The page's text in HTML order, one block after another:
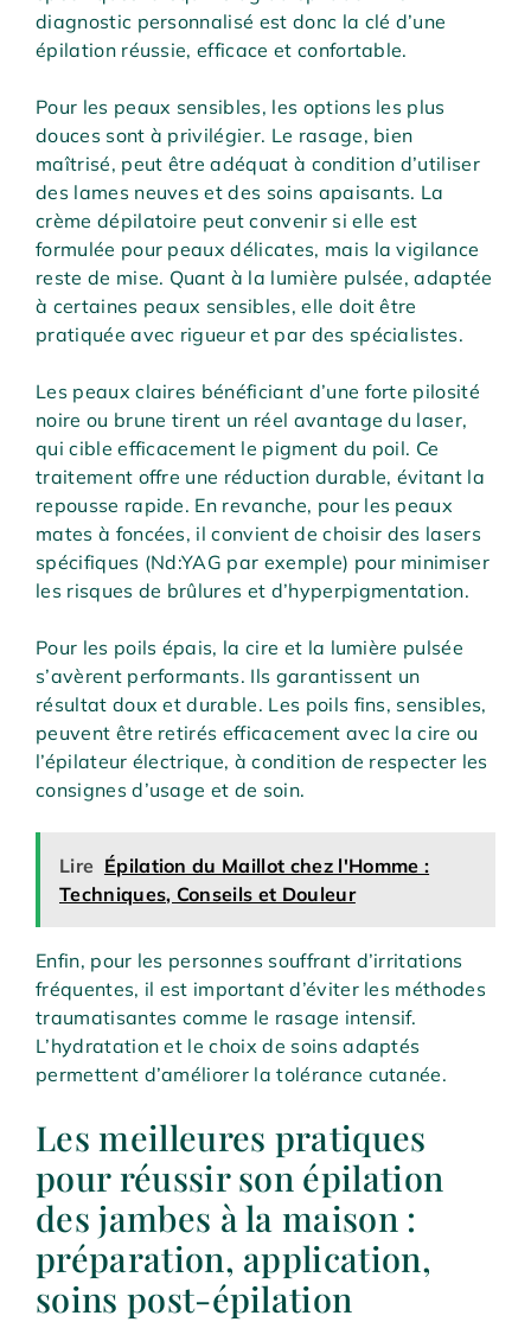
diagnostic personnalisé est donc la clé d’une
épilation réussie, efficace et confortable.
Pour les peaux sensibles, les options les plus
douces sont à privilégier. Le rasage, bien
maîtrisé, peut être adéquat à condition d’utiliser
des lames neuves et des soins apaisants. La
crème dépilatoire peut convenir si elle est
formulée pour peaux délicates, mais la vigilance
reste de mise. Quant à la lumière pulsée, adaptée
à certaines peaux sensibles, elle doit être
pratiquée avec rigueur et par des spécialistes.
Les peaux claires bénéficiant d’une forte pilosité
noire ou brune tirent un réel avantage du laser,
qui cible efficacement le pigment du poil. Ce
traitement offre une réduction durable, évitant la
repousse rapide. En revanche, pour les peaux
mates à foncées, il convient de choisir des lasers
spécifiques (Nd:YAG par exemple) pour minimiser
les risques de brûlures et d’hyperpigmentation.
Pour les poils épais, la cire et la lumière pulsée
s’avèrent performants. Ils garantissent un
résultat doux et durable. Les poils fins, sensibles,
peuvent être retirés efficacement avec la cire ou
l’épilateur électrique, à condition de respecter les
consignes d’usage et de soin.
Lire Épilation du Maillot chez l'Homme :
Techniques, Conseils et Douleur
Enfin, pour les personnes souffrant d’irritations
fréquentes, il est important d’éviter les méthodes
traumatisantes comme le rasage intensif.
L’hydratation et le choix de soins adaptés
permettent d’améliorer la tolérance cutanée.
Les meilleures pratiques
pour réussir son épilation
des jambes à la maison :
préparation, application,
soins post-épilation